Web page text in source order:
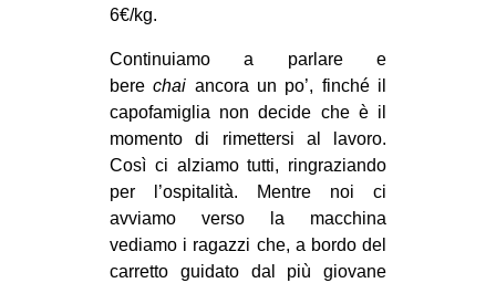
6€/kg.
Continuiamo a parlare e
berechai ancora un po’, finché il
capofamiglia non decide che è il
momento di rimettersi al lavoro.
Così ci alziamo tutti, ringraziando
per l’ospitalità. Mentre noi ci
avviamo verso la macchina
vediamo i ragazzi che, a bordo del
carretto guidato dal più giovane